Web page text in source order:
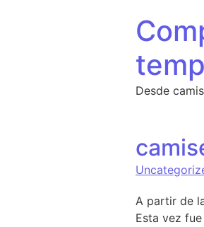
Desde
A partir de
Esta vez